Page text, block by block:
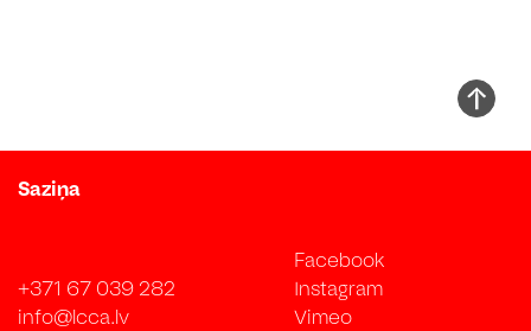
Saziņa
+371 67 039 282
info@lcca.lv
Facebook
Instagram
Vimeo